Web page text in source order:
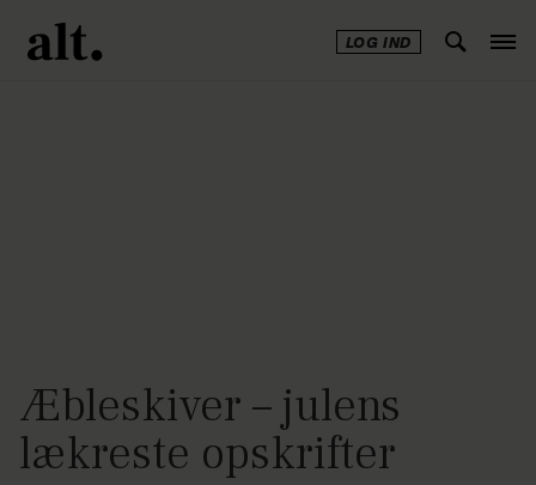
LOG IND
Æbleskiver – julens
lækreste opskrifter